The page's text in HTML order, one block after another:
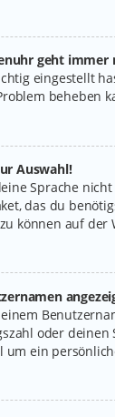
geht immer
eingestellt
beheben
Auswahl!
Sprache
das du
können auf der
oder
ein